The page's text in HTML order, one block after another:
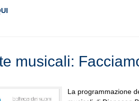
musicali:
La programmazione